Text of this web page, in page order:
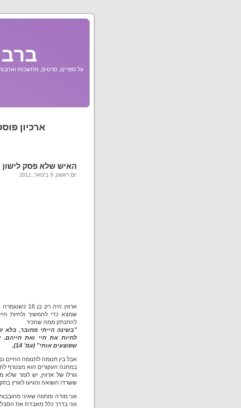
על ספרים, סרטים, מחשבות
ארכיון
האיש שלא פסק לישון
יום ראשון, 9 בינואר, 2011
ארווין היה
שמצא כדי להמשיך ולחיות
להתנתק ממה שהכיר.
"בשינה הייתי מחובר, בלא
לחיות את חיי ואת
שפוצעים אותי" (עמ' 14).
אבל בין תנומה לתנומה החיים
במחנה העקורים הוא מצטרף
גורלו של ארווין, יש לומר שלא
ששרדו השואה והגיעו לארץ
אני מודה ומתווה שאיני
אני בדרך כלל מאבדת את